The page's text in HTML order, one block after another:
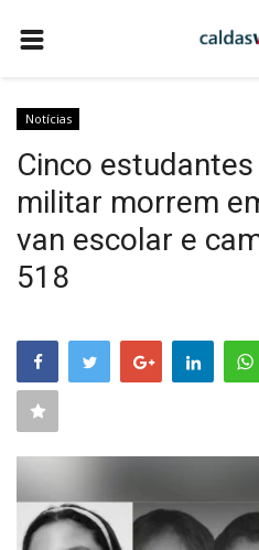
NOTÍCIAS
COMO ANUNCIAR
EMPRESAS DE TECNOLOGIA
CALDAS NOVAS
CONTATO
EVENTOS
CLASSIFICADOS
Notícias
Cinco
militar morrem
van escolar e
518